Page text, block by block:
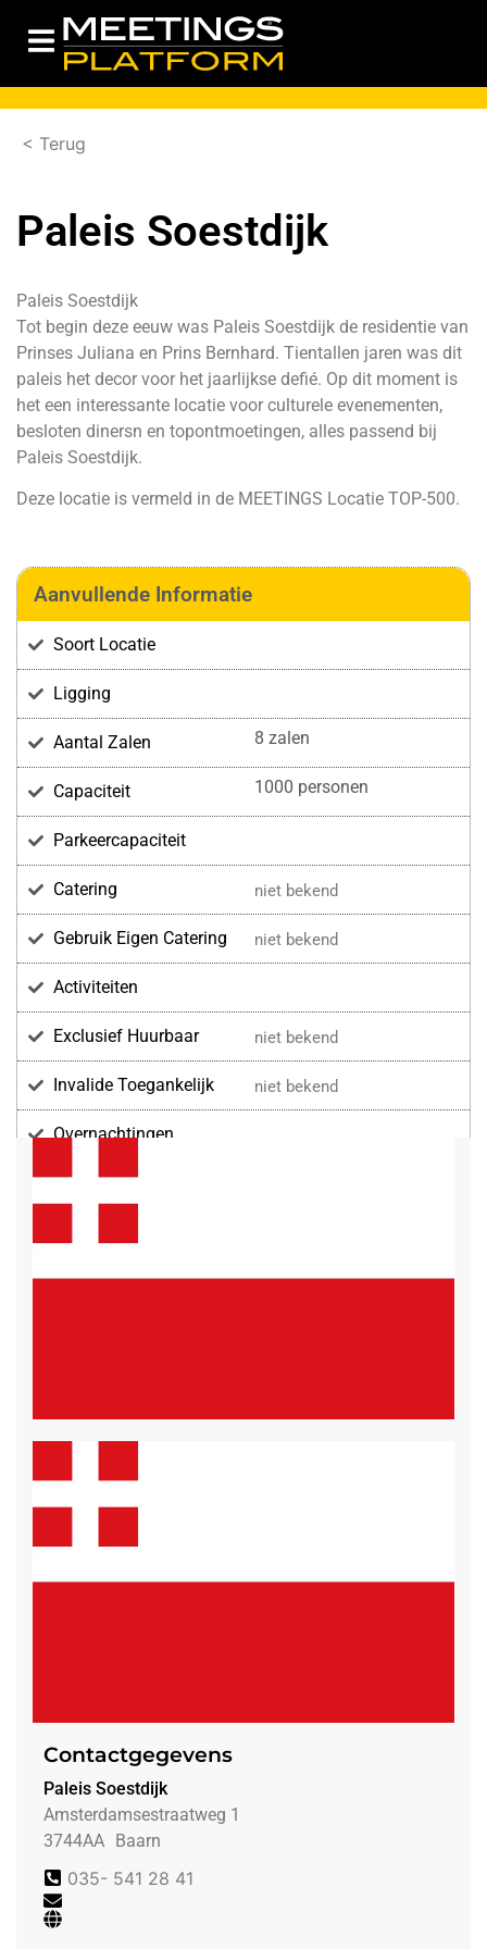
< Terug
Paleis Soestdijk
Paleis Soestdijk
Tot begin deze eeuw was Paleis Soestdijk de residentie van
Prinses Juliana en Prins Bernhard. Tientallen jaren was dit
paleis het decor voor het jaarlijkse defié. Op dit moment is
het een interessante locatie voor culturele evenementen,
besloten dinersn en topontmoetingen, alles passend bij
Paleis Soestdijk.
Deze locatie is vermeld in de MEETINGS Locatie TOP-500.
Aanvullende Informatie
Soort Locatie
Ligging
Aantal Zalen 8 zalen
Capaciteit 1000 personen
Parkeercapaciteit
Catering niet bekend
Gebruik Eigen Catering niet bekend
Activiteiten
Exclusief Huurbaar niet bekend
Invalide Toegankelijk niet bekend
Overnachtingen
Voorzieningen
Contactgegevens
Paleis Soestdijk
Amsterdamsestraatweg 1
3744AA Baarn
035- 541 28 41